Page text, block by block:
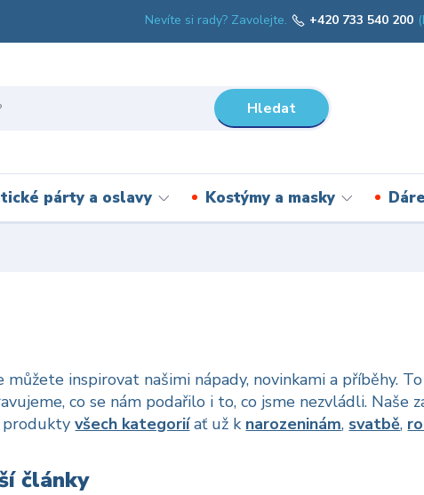
Hledat
Nevíte si rady? Zavolejte. +420 733 540 200
párty a oslavy Kostýmy a masky
můžete inspirovat našimi nápady, novinkami a příběhy.
co se nám podařilo i to, co jsme nezvládli. Naše
produktyvšech kategoriíať už k narozeninám, svatbě,
články